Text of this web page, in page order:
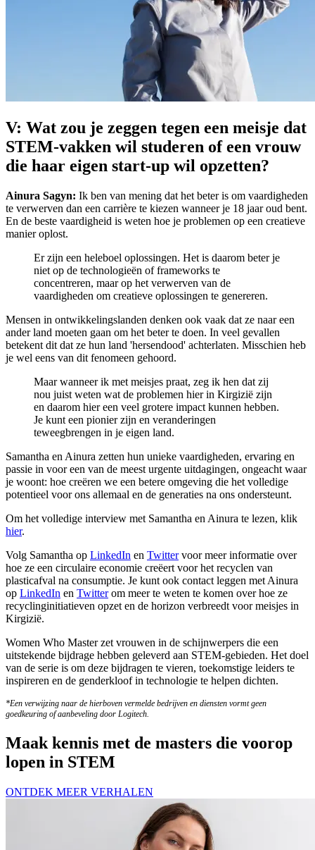
V: Wat zou je zeggen tegen een meisje dat
STEM-vakken wil studeren of een vrouw
die haar eigen start-up wil opzetten?
Ainura Sagyn: Ik ben van mening dat het beter is om vaardigheden
te verwerven dan een carrière te kiezen wanneer je 18 jaar oud bent.
En de beste vaardigheid is weten hoe je problemen op een creatieve
manier oplost.
Er zijn een heleboel oplossingen. Het is daarom beter je
niet op de technologieën of frameworks te
concentreren, maar op het verwerven van de
vaardigheden om creatieve oplossingen te genereren.
Mensen in ontwikkelingslanden denken ook vaak dat ze naar een
ander land moeten gaan om het beter te doen. In veel gevallen
betekent dit dat ze hun land 'hersendood' achterlaten. Misschien heb
je wel eens van dit fenomeen gehoord.
Maar wanneer ik met meisjes praat, zeg ik hen dat zij
nou juist weten wat de problemen hier in Kirgizië zijn
en daarom hier een veel grotere impact kunnen hebben.
Je kunt een pionier zijn en veranderingen
teweegbrengen in je eigen land.
Samantha en Ainura zetten hun unieke vaardigheden, ervaring en
passie in voor een van de meest urgente uitdagingen, ongeacht waar
je woont: hoe creëren we een betere omgeving die het volledige
potentieel voor ons allemaal en de generaties na ons ondersteunt.
Om het volledige interview met Samantha en Ainura te lezen, klik
hier.
Volg Samantha op LinkedIn en Twittervoor meer informatie over
hoe ze een circulaire economie creëert voor het recyclen van
plasticafval na consumptie. Je kunt ook contact leggen met Ainura
op LinkedIn en Twitterom meer te weten te komen over hoe ze
recyclinginitiatieven opzet en de horizon verbreedt voor meisjes in
Kirgizië.
Women Who Master zet vrouwen in de schijnwerpers die een
uitstekende bijdrage hebben geleverd aan STEM-gebieden. Het doel
van de serie is om deze bijdragen te vieren, toekomstige leiders te
inspireren en de genderkloof in technologie te helpen dichten.
*Een verwijzing naar de hierboven vermelde bedrijven en diensten vormt geen
goedkeuring of aanbeveling door Logitech.
Maak kennis met de masters die voorop
lopen in STEM
ONTDEK MEER VERHALEN